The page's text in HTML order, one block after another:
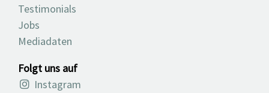
Testimonials
Jobs
Mediadaten
Folgt uns auf
Instagram